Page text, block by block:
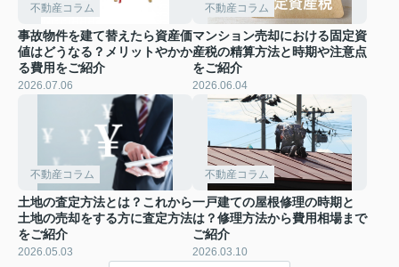
不動産コラム
事故物件を建て替えたら資産価
値はどうなる？メリットやかか
る費用をご紹介
2026.07.06
不動産コラム
マンション売却における固定資
産税の精算方法と時期や注意点
をご紹介
2026.06.04
不動産コラム
土地の査定方法とは？これから
土地の売却をする方に査定方法
をご紹介
2026.05.03
不動産コラム
一戸建ての屋根修理の時期と
は？修理方法から費用相場まで
ご紹介
2026.03.10